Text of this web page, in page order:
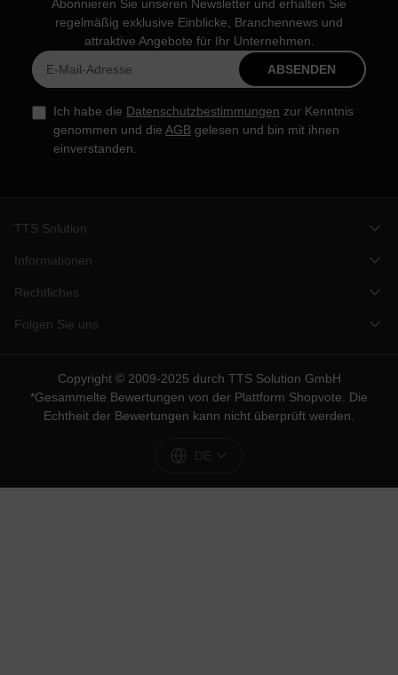
Abonnieren Sie unseren Newsletter und erhalten Sie
regelmäßig exklusive Einblicke, Branchennews und
attraktive Angebote für Ihr Unternehmen.
ABSENDEN
Ich habe die Datenschutzbestimmungen zur Kenntnis
genommen und die AGB gelesen und bin mit ihnen
einverstanden.
TTS Solution
Informationen
Rechtliches
Folgen Sie uns
Copyright © 2009-2025 durch TTS Solution GmbH
*Gesammelte Bewertungen von der Plattform Shopvote. Die
Echtheit der Bewertungen kann nicht überprüft werden.
DE